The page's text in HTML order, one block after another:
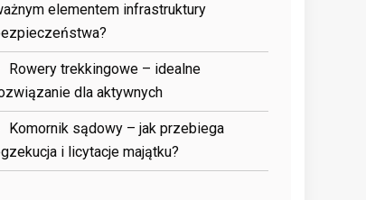
elementem infrastruktury
Rowery trekkingowe – idealne
dla aktywnych
Komornik sądowy – jak przebiega
i licytacje majątku?